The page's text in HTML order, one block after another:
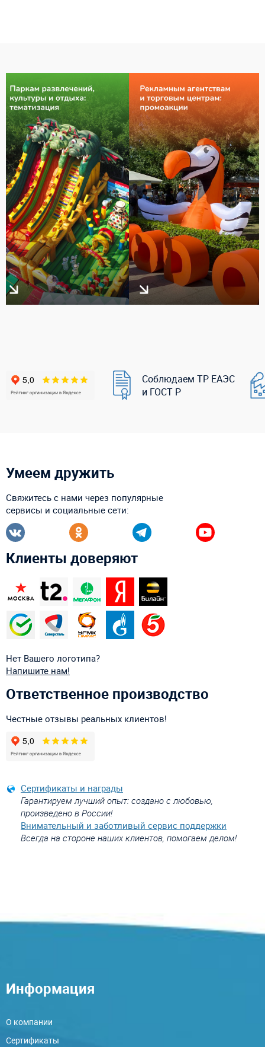
Соблюдаем ТР ЕАЭС
и ГОСТ Р
Умеем дружить
Свяжитесь с нами через популярные
сервисы и социальные сети:
Клиенты доверяют
Нет Вашего логотипа?
Напишите нам!
Ответственное производство
Честные отзывы реальных клиентов!
Сертификаты и награды
Гарантируем лучший опыт: создано с любовью,
произведено в России!
Внимательный и заботливый сервис поддержки
Всегда на стороне наших клиентов, помогаем делом!
Информация
О компании
Сертификаты